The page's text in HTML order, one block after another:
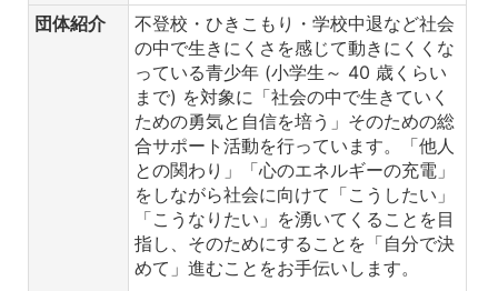
団体紹介
不登校・ひきこもり・学校中退など社会
の中で生きにくさを感じて動きにくくな
っている青少年 (小学生～ 40 歳くらい
まで) を対象に「社会の中で生きていく
ための勇気と自信を培う」そのための総
合サポート活動を行っています。「他人
との関わり」「心のエネルギーの充電」
をしながら社会に向けて「こうしたい」
「こうなりたい」を湧いてくることを目
指し、そのためにすることを「自分で決
めて」進むことをお手伝いします。